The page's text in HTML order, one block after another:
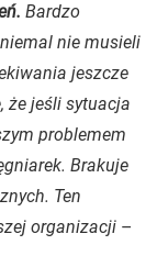
Bardzo
nie musieli
jeszcze
że jeśli sytuacja
problemem
Brakuje
Ten
organizacji –